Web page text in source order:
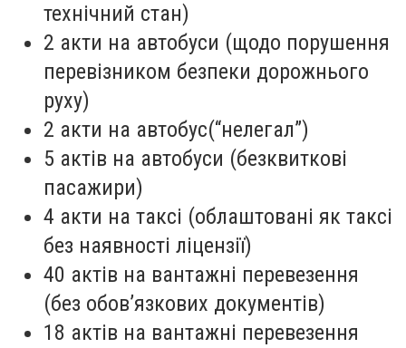
технічний стан)
2 акти на автобуси (щодо порушення
перевізником безпеки дорожнього
руху)
2 акти на автобус(“нелегал”)
5 актів на автобуси (безквиткові
пасажири)
4 акти на таксі (облаштовані як таксі
без наявності ліцензії)
40 актів на вантажні перевезення
(без обов’язкових документів)
18 актів на вантажні перевезення